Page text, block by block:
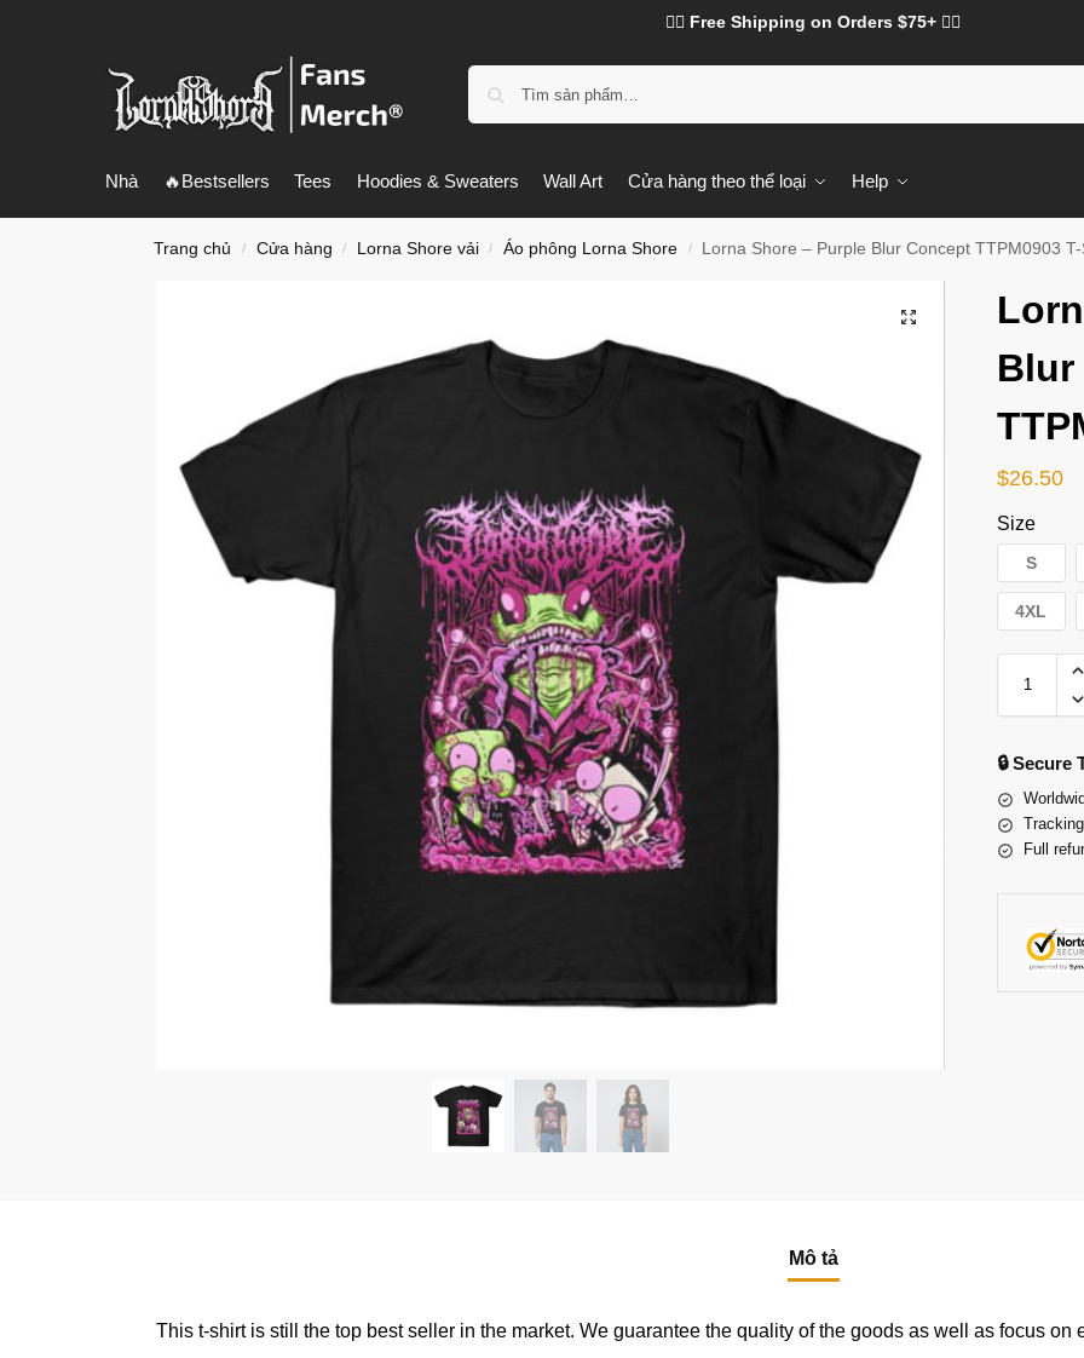
❤️‍🔥 Free Shipping on Orders $75+ ❤️‍🔥
Nhà 🔥Bestsellers Tees Hoodies & Sweaters Wall Art Cửa hàng theo thể loại Help
Trang chủ / Cửa hàng / Lorna Shore vải / Áo phông Lorna Shore / Lorna Shore – Purple Blur Concept TTPM0903
Blur
$26.50
Size
S
4XL
🔒 Secure
Full
Mô tả
This t-shirt is still the top best seller in the market. We guarantee the quality of the goods as well as focus